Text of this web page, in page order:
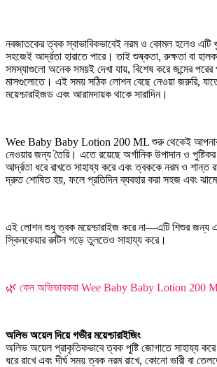
নবজাতকের ত্বক স্বাভাবিকভাবেই নরম ও কোমল হলেও এটি
সহজেই আর্দ্রতা হারাতে পারে। তাই শুষ্কতা, রুক্ষতা বা
সমস্যাগুলো অনেক সময়ই দেখা যায়, বিশেষ করে জন্মের পরের
মাসগুলোতে। এই সময় সঠিক লোশন বেছে নেওয়া জরুরি,
ময়েশ্চারাইজড এবং আরামদায়ক থাকে সারাদিন।
Wee Baby Baby Lotion 200 ML শুরু থেকেই আপনার
নেওয়ার জন্য তৈরি। এতে রয়েছে অর্গানিক উপাদান ও
আর্দ্রতা ধরে রাখতে সাহায্য করে এবং ত্বককে নরম ও শান্ত
দ্রুত শোষিত হয়, ফলে প্রতিদিন ব্যবহার করা সহজ এবং
এই লোশন শুধু ত্বক ময়েশ্চারাইজ করে না—এটি শিশুর জন্য
স্কিনকেয়ার রুটিন গড়ে তুলতেও সাহায্য করে।
🌿 কেন অভিভাবকরা Wee Baby Baby Lotion 200
অলিভ অয়েল দিয়ে গভীর ময়েশ্চারাইজিং
অলিভ অয়েল প্রাকৃতিকভাবে ত্বক পুষ্টি জোগাতে সাহায্য
ধরে রাখে এবং দীর্ঘ সময় ত্বক নরম রাখে, কোনো ভারী বা